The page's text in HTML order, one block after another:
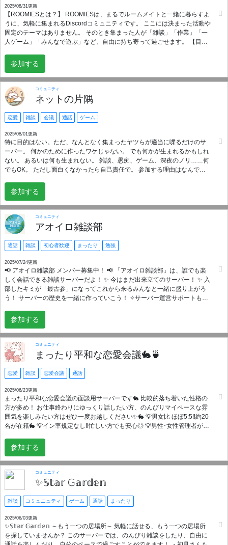
安は良いと思います） 🌟サーバーに入る条件は ⭐️メンタル関連（精神疾患
など）の事情を抱えていてもいなくても、他人に対して理解・配慮のでき
る方を対象としています。 ⭐️基本的に自分の声で話せる方に限ります。 ⭐️倫
理観が一般的なところから許容しがたいくらいズレていたり、自分の話ば
かりを言いに来る、思想を押し付けるなどの方はご遠慮ください。 ⭐️会話
があります。 ⭐️１ヶ月以上VC参加していないアカウントは、キックさせて
頂くことがあります。 ⭐️サーバーへの出入り回数が多い（即抜け）などの
不審な行動をしている方は入れなくなることがあります。 ⭐️Please join
only if you can communicate in Japanese by speaking (with your voice). 人
間同士の相性は、どうしてもあります。 当サーバーでは、気を使える人が
出来るだけ無理せず居られたらいいと考えます。 どちら様も、自分に合っ
2025/08/31更新
【ROOMIESとは？】 ROOMIESは、まるでルームメイトと一緒に暮らすよ
うに、気軽に集まれるDiscordコミュニティです。 ここには決まった活動や
固定のテーマはありません。 そのとき集まった人が「雑談」「作業」「一
人ゲーム」「みんなで遊ぶ」など、自由に持ち寄って過ごせます。 【目
と」。 マルチプレイをしたいわけじゃないけど、通話しながらゲームをし
たい 作業しながら、だらっとおしゃべりしたい ときにはみんなで一緒に盛
り上がりたい そんな気分に合わせた過ごし方ができる、ゆるくて安心でき
る“居場所”にしたいと思っています。 鯖主は、 一人でゲームをするときに
通話をつないだり 勉強や作業の合間に雑談したり 暇なときにマンガを読み
ながらボイスチャンネルを開いていたり そんな風に、気ままにROOMIES
を使っています。 まだ人数は少ないですが、気軽に入ってきてもらえたら
嬉しいです！
参加する
コミュニティ
ネットの片隅
恋愛 雑談 会議 通話 ゲーム
2025/08/01更新
特に目的はない。ただ、なんとなく集まったヤツらが適当に喋るだけのサ
ーバー。 何かのために作ったワケじゃない。 でも何かが生まれるかもしれ
ない。 あるいは何も生まれない。 雑談、愚痴、ゲーム、深夜のノリ……何
でもOK。 ただし面白くなかったら自己責任で。 参加する理由はなんでも
参加する
コミュニティ
アオイロ雑談部
通話 雑談 初心者歓迎 まったり 勉強
2025/07/24更新
📢 アオイロ雑談部 メンバー募集中！ 📢 「アオイロ雑談部」は、誰でも楽
しく会話できる雑談サーバーだよ！ ✨ 今はまだ出来立てのサーバー！ ✨ 入
部したキミが「最古参」になってこれから来るみんなと一緒に盛り上がろ
う！ サーバーの歴史を一緒に作っていこう！ ✧サーバー運営サポートも充
たい！ 🎮 ゲームの話で盛り上がりたい！ 🎶 好きな音楽やアニメについて
語りたい！ 🎨 創作活動の仲間を見つけたい！ 📚 勉強の息抜きがしたい！
部活動みたいに堅苦しいのはナシ！ まったり雑談したり、たまにはワイワ
イ通話したり、みんなで楽しい「アオイロ」な毎日を過ごそう！ ルールは
とってもシンプル！ みんなが気持ちよく過ごせるように、思いやりを大切
にしようね🤝 さあ、キミも「アオイロ雑談部」に入部して、新しい友達と
の出会いを見つけよう！ たくさんの人と雑談出来たらうれしいな！ ✨
参加する
コミュニティ
まったり平和な恋愛会議🐇🍵
恋愛 雑談 恋愛会議 通話
2025/06/23更新
まったり平和な恋愛会議の面談用サーバーです🐇 比較的落ち着いた性格の
方が多め！ お仕事終わりにゆっくり話したい方、のんびりマイペースな雰
囲気を楽しみたい方はぜひ一度お越しください✨🐇 💡男女比 ほぼ5:5‼️約20
名が在籍🐇 💡イン率規定なし‼️忙しい方でも安心◎ 💡男性･女性管理者が在
け持ちOK 💡カップル成立実績あり【6/20時点：3組】 🥕アクティブ活動時
間🥕 平日：18〜24時 土日祝：12~24時 💐募集要項💐 ・満22歳以上の社会
人 ・現在パートナーがいない方 ・男女問わず仲良く出来る方 ・アカウント
作成から1ヶ月以上経っている方 一緒にサーバーを盛り上げてくれる方、お
待ちしています!!!🐰🌸
参加する
コミュニティ
✨𝕊𝕥𝕒𝕣 𝔾𝕒𝕣𝕕𝕖𝕟
雑談 コミュニュティ ゲーム 通話 まったり
2025/06/03更新
✨𝕊𝕥𝕒𝕣 𝔾𝕒𝕣𝕕𝕖𝕟 ～もう一つの居場所～ 気軽に話せる、もう一つの居場所
を探していませんか？ このサーバーでは、のんびり雑談をしたり、自由に